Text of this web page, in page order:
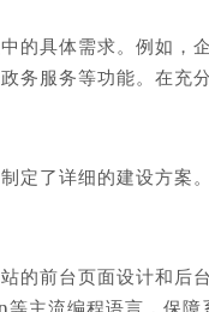
的具体需求。例如，
务服务等功能。在充
定了详细的建设方案
的前台页面设计和